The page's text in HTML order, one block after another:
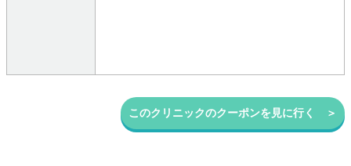
このクリニックのクーポンを見に行く ＞